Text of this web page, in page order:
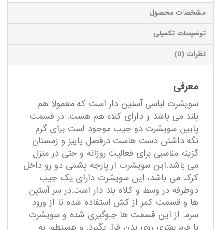
مشخصات محصول
توضیحات تکمیلی
نظرات (0)
معرفی
سویشرت لباسی آستین دار است که معمولا هم
بلند می باشد و دارای کلاه هم هست. در قسمت
پایین سویشرت دو جیب موجود است برای گرم
نگه داشتن دست هاست درفصل پاییز و زمستان
گزینه مناسبی برای فعالیت روزانه و حتی در منزل
می باشد.این سویشرت از پارچه پشمی دو رو داخل
کرک می باشد، این سویشرت دارای یک جیب
دوطرفه در وسط و کلاه بند دار است.در سر آستین
ها و قسمت کمر از کش استفاده شده تا از ورود
سرما از این قسمت ها جلوگیری شده و سویشرت